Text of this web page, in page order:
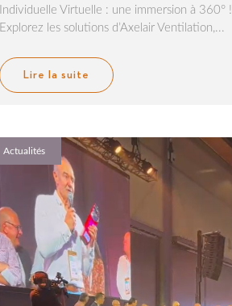
Individuelle Virtuelle : une immersion à 360° !
Explorez les solutions d’Axelair Ventilation,...
Lire la suite
Actualités